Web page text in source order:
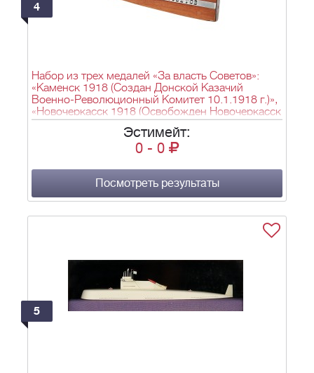
4
Набор из трех медалей «За власть Советов»:
«Каменск 1918 (Создан Донской Казачий
Военно-Революционный Комитет 10.1.1918 г.)»,
«Новочеркасск 1918 (Освобожден Новочеркасск
25.2.1918 г.)» и «Ростов на-Дону 1920
(Освобожден Ростов -на-Дону 8.1.1920 г.)».
Эстимейт:
0 - 0
Посмотреть результаты
5